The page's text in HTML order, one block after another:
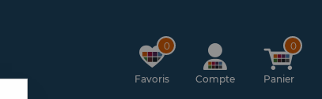
0
Favoris Compte
0
Panier